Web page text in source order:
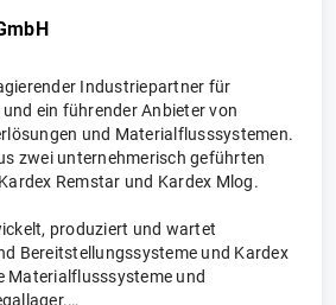
Industriepartner für
ein führender Anbieter von
und Materialflusssystemen.
zwei unternehmerisch geführten
Remstar und Kardex Mlog.
produziert und wartet
Bereitstellungssysteme und Kardex
Materialflusssysteme und